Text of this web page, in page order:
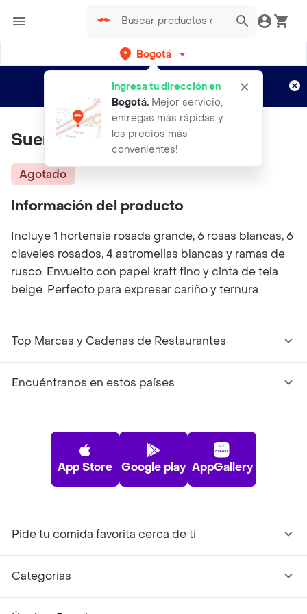
Bogotá
Ingresa tu dirección en
Bogotá. Mejor servicio,
entregas más rápidas y
los precios más
convenientes!
envíos gratis por semanas
Aplican TyC
Sueño De Primavera
Agotado
Información del producto
Incluye 1 hortensia rosada grande, 6 rosas blancas, 6
claveles rosados, 4 astromelias blancas y ramas de
rusco. Envuelto con papel kraft fino y cinta de tela
beige. Perfecto para expresar cariño y ternura.
Top Marcas y Cadenas de Restaurantes
Encuéntranos en estos países
App Store Google play AppGallery
Pide tu comida favorita cerca de ti
Categorías